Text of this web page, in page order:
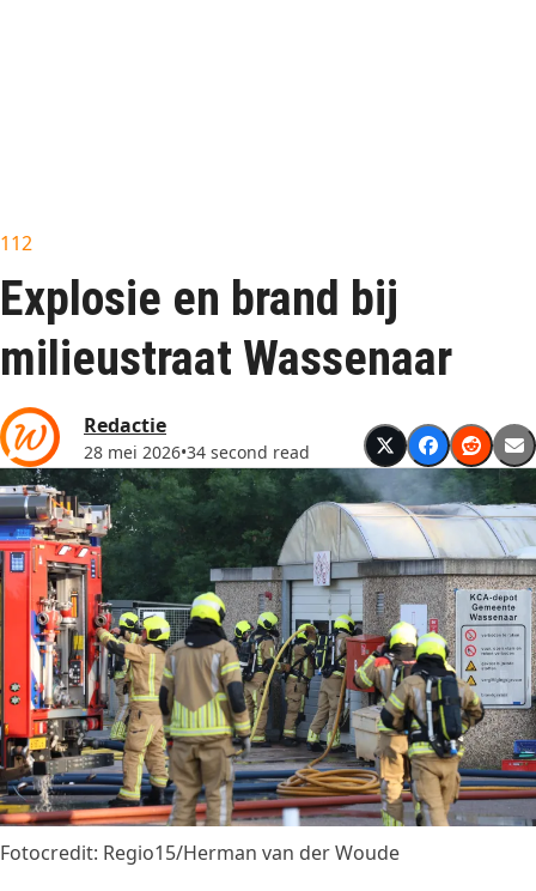
112
Explosie en brand bij
milieustraat Wassenaar
Redactie
28 mei 2026•34 second read
Fotocredit: Regio15/Herman van der Woude